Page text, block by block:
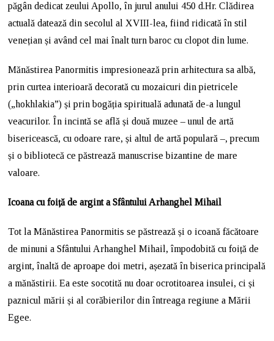
păgân dedicat zeului Apollo, în jurul anului 450 d.Hr. Clădirea
actuală datează din secolul al XVIII-lea, fiind ridicată în stil
venețian și având cel mai înalt turn baroc cu clopot din lume.
Mănăstirea Panormitis impresionează prin arhitectura sa albă,
prin curtea interioară decorată cu mozaicuri din pietricele
(„hokhlakia”) și prin bogăția spirituală adunată de-a lungul
veacurilor. În incintă se află și două muzee – unul de artă
bisericească, cu odoare rare, și altul de artă populară –, precum
și o bibliotecă ce păstrează manuscrise bizantine de mare
valoare.
Icoana cu foiță de argint a Sfântului Arhanghel Mihail
Tot la Mănăstirea Panormitis se păstrează și o icoană făcătoare
de minuni a Sfântului Arhanghel Mihail, împodobită cu foiță de
argint, înaltă de aproape doi metri, așezată în biserica principală
a mănăstirii. Ea este socotită nu doar ocrotitoarea insulei, ci și
paznicul mării și al corăbierilor din întreaga regiune a Mării
Egee.